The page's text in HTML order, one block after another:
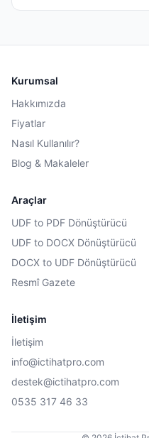
Kurumsal
Hakkımızda
Fiyatlar
Nasıl Kullanılır?
Blog & Makaleler
Araçlar
UDF to PDF Dönüştürücü
UDF to DOCX Dönüştürücü
DOCX to UDF Dönüştürücü
Resmî Gazete
İletişim
İletişim
info@ictihatpro.com
destek@ictihatpro.com
0535 317 46 33